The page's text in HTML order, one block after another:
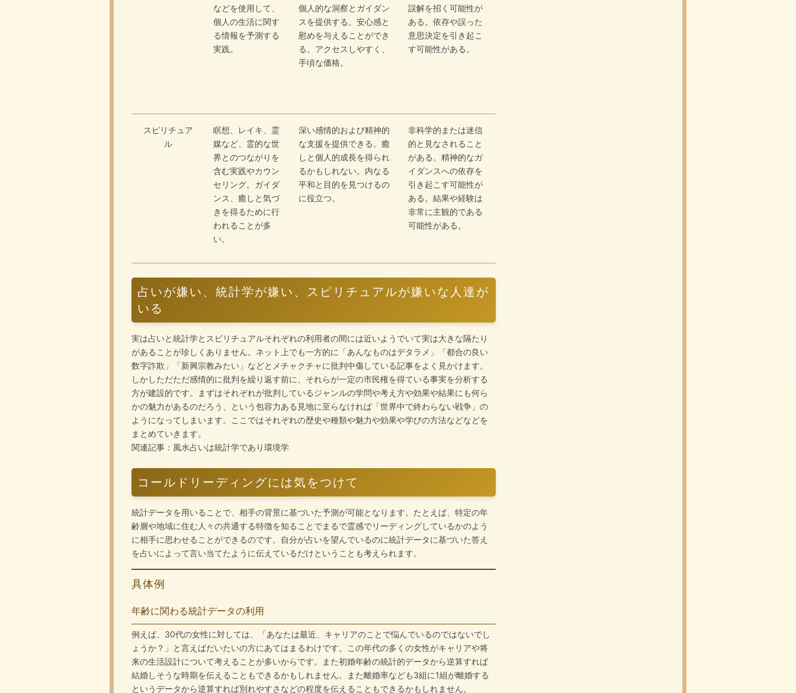
などを使用して、
個人の生活に関す
る情報を予測する
実践。
個人的な洞察とガイダン
スを提供する。安心感と
慰めを与えることができ
る。アクセスしやすく、
手頃な価格。
誤解を招く可能性が
ある。依存や誤った
意思決定を引き起こ
す可能性がある。
スピリチュア
ル
瞑想、レイキ、霊
媒など、霊的な世
界とのつながりを
含む実践やカウン
セリング。ガイダ
ンス、癒しと気づ
きを得るために行
われることが多
い。
深い感情的および精神的
な支援を提供できる。癒
しと個人的成長を得られ
るかもしれない。内なる
平和と目的を見つけるの
に役立つ。
非科学的または迷信
的と見なされること
がある。精神的なガ
イダンスへの依存を
引き起こす可能性が
ある。結果や経験は
非常に主観的である
可能性がある。
占いが嫌い、統計学が嫌い、スピリチュアルが嫌いな人達が
いる
実は占いと統計学とスピリチュアルそれぞれの利用者の間には近いようでいて実は大きな隔たり
があることが珍しくありません。ネット上でも一方的に「あんなものはデタラメ」「都合の良い
数字詐欺」「新興宗教みたい」などとメチャクチャに批判中傷している記事をよく見かけます。
しかしただただ感情的に批判を繰り返す前に、それらが一定の市民権を得ている事実を分析する
方が建設的です。まずはそれぞれが批判しているジャンルの学問や考え方や効果や結果にも何ら
かの魅力があるのだろう、という包容力ある見地に至らなければ「世界中で終わらない戦争」の
ようになってしまいます。ここではそれぞれの歴史や種類や魅力や効果や学びの方法などなどを
まとめていきます。
関連記事： 風水占いは統計学であり環境学
コールドリーディングには気をつけて
統計データを用いることで、相手の背景に基づいた予測が可能となります。たとえば、特定の年
齢層や地域に住む人々の共通する特徴を知ることでまるで霊感でリーディングしているかのよう
に相手に思わせることができるのです。自分が占いを望んでいるのに統計データに基づいた答え
を占いによって言い当てたように伝えているだけということも考えられます。
具体例
年齢に関わる統計データの利用
例えば、30代の女性に対しては、「あなたは最近、キャリアのことで悩んでいるのではないでし
ょうか？」と言えばだいたいの方にあてはまるわけです。この年代の多くの女性がキャリアや将
来の生活設計について考えることが多いからです。また初婚年齢の統計的データから逆算すれば
結婚しそうな時期を伝えることもできるかもしれません。また離婚率なども3組に1組が離婚する
というデータから逆算すれば別れやすさなどの程度を伝えることもできるかもしれません。